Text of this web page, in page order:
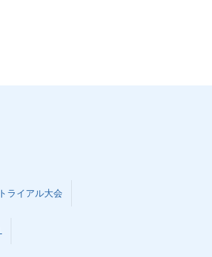
トライアル大会